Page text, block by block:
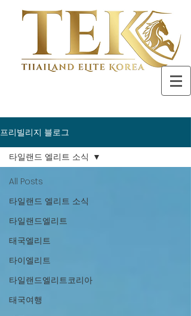
프리빌리지 블로그
All Posts
타일랜드 엘리트 소식
타일랜드엘리트
태국엘리트
타이엘리트
타일랜드엘리트코리아
태국여행
타일랜드 엘리트 소식